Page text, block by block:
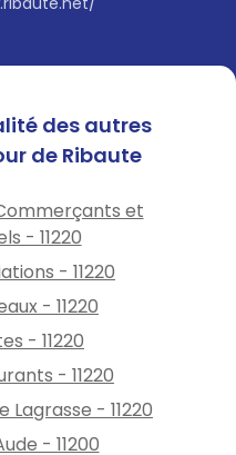
des autres
de Ribaute
et
- 11220
- 11220
- 11220
- 11220
- 11220
- 11220
- 11200